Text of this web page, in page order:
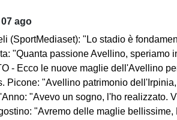
ago
(SportMediaset): "Lo stadio è fondamentale, tifare
"Quanta passione Avellino, speriamo in un
- Ecco le nuove maglie dell'Avellino per la
Picone: "Avellino patrimonio dell'Irpinia, il
"Avevo un sogno, l'ho realizzato. Via le
"Avremo delle maglie bellissime, Nesta